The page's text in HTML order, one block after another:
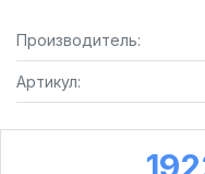
Производитель:
Артикул: